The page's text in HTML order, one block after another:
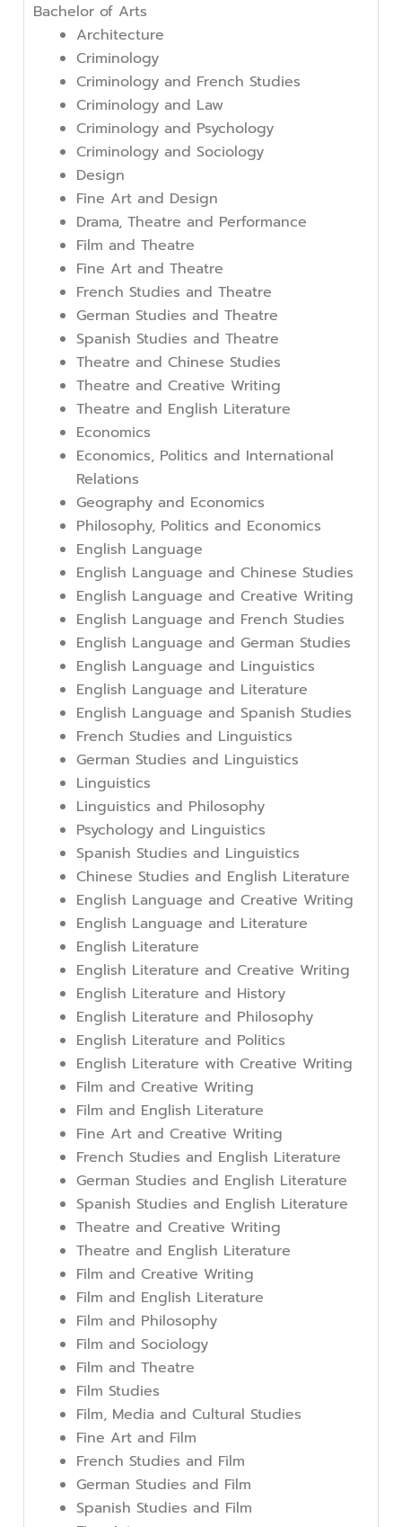
Bachelor of Arts
Architecture
Criminology
Criminology and French Studies
Criminology and Law
Criminology and Psychology
Criminology and Sociology
Design
Fine Art and Design
Drama, Theatre and Performance
Film and Theatre
Fine Art and Theatre
French Studies and Theatre
German Studies and Theatre
Spanish Studies and Theatre
Theatre and Chinese Studies
Theatre and Creative Writing
Theatre and English Literature
Economics
Economics, Politics and International
Relations
Geography and Economics
Philosophy, Politics and Economics
English Language
English Language and Chinese Studies
English Language and Creative Writing
English Language and French Studies
English Language and German Studies
English Language and Linguistics
English Language and Literature
English Language and Spanish Studies
French Studies and Linguistics
German Studies and Linguistics
Linguistics
Linguistics and Philosophy
Psychology and Linguistics
Spanish Studies and Linguistics
Chinese Studies and English Literature
English Language and Creative Writing
English Language and Literature
English Literature
English Literature and Creative Writing
English Literature and History
English Literature and Philosophy
English Literature and Politics
English Literature with Creative Writing
Film and Creative Writing
Film and English Literature
Fine Art and Creative Writing
French Studies and English Literature
German Studies and English Literature
Spanish Studies and English Literature
Theatre and Creative Writing
Theatre and English Literature
Film and Creative Writing
Film and English Literature
Film and Philosophy
Film and Sociology
Film and Theatre
Film Studies
Film, Media and Cultural Studies
Fine Art and Film
French Studies and Film
German Studies and Film
Spanish Studies and Film